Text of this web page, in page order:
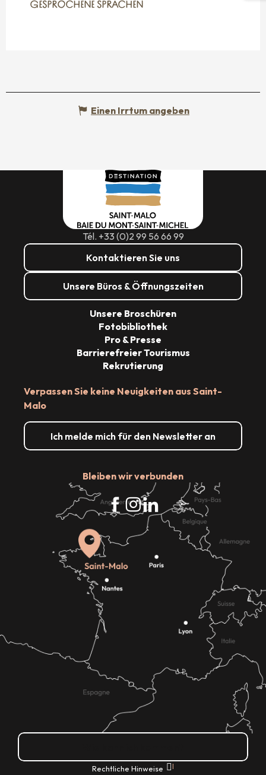
GESPROCHENE SPRACHEN
GESPROCHENE SPRACHEN
Einen Irrtum angeben
Tél. +33 (0)2 99 56 66 99
Kontaktieren Sie uns
Unsere Büros & Öffnungszeiten
Verpassen Sie keine Neuigkeiten aus Saint-
Malo
Ich melde mich für den Newsletter an
Bleiben wir verbunden
Unsere Broschüren
Fotobibliothek
Pro & Presse
Barrierefreier Tourismus
Rekrutierung
Rechtliche Hinweise
|